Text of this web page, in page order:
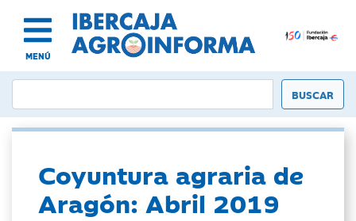
MENÚ
Coyuntura agraria de
Aragón: Abril 2019